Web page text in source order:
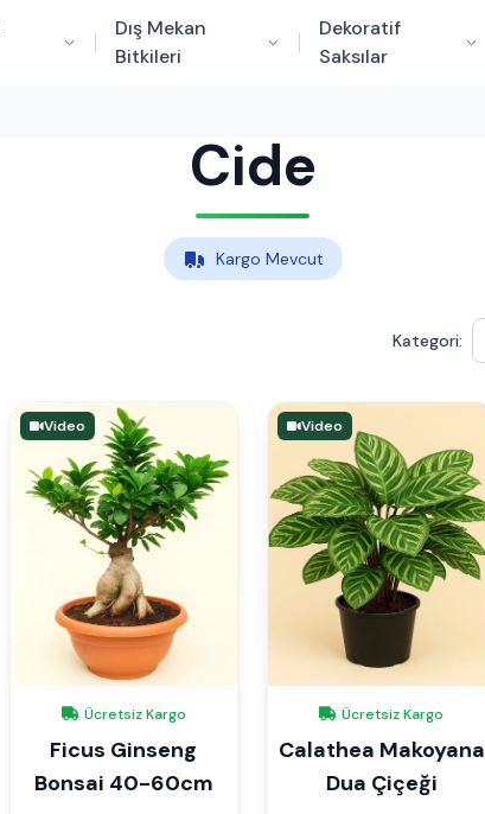
Dış Mekan
Bitkileri
Dekoratif
Saksılar
Cide
Kargo Mevcut
Kategori:
Video
Ücretsiz Kargo
Ficus Ginseng
Bonsai 40-60cm
Video
Ücretsiz Kargo
Calathea Makoyana
Dua Çiçeği